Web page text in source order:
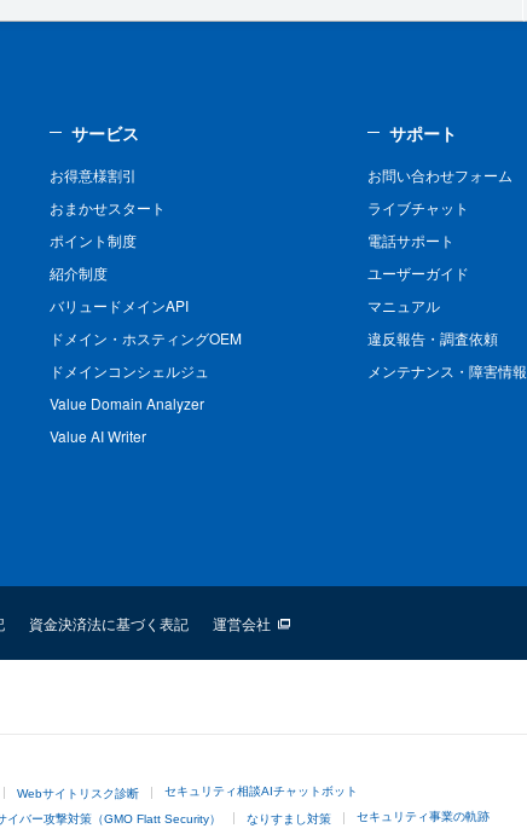
サービス
お得意様割引
おまかせスタート
ポイント制度
紹介制度
バリュードメインAPI
ドメイン・ホスティングOEM
ドメインコンシェルジュ
Value Domain Analyzer
Value AI Writer
サポート
お問い合わせフォーム
ライブチャット
電話サポート
ユーザーガイド
マニュアル
違反報告・調査依頼
メンテナンス・障害情報
資金決済法に基づく表記 運営会社
Webサイトリスク診断 セキュリティ相談AIチャットボット
イバー攻撃対策（GMO Flatt Security） なりすまし対策 セキュリティ事業の軌跡